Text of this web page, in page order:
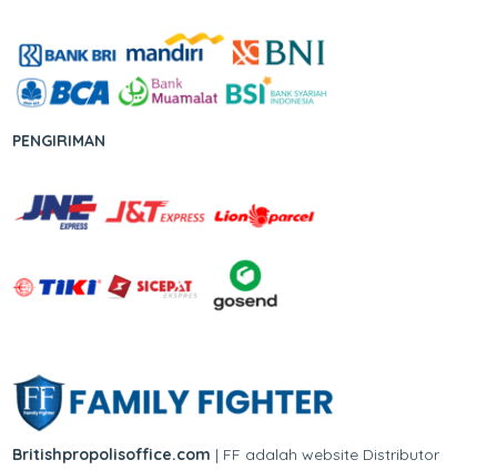
PENGIRIMAN
Britishpropolisoffice.com | FF adalah website Distributor